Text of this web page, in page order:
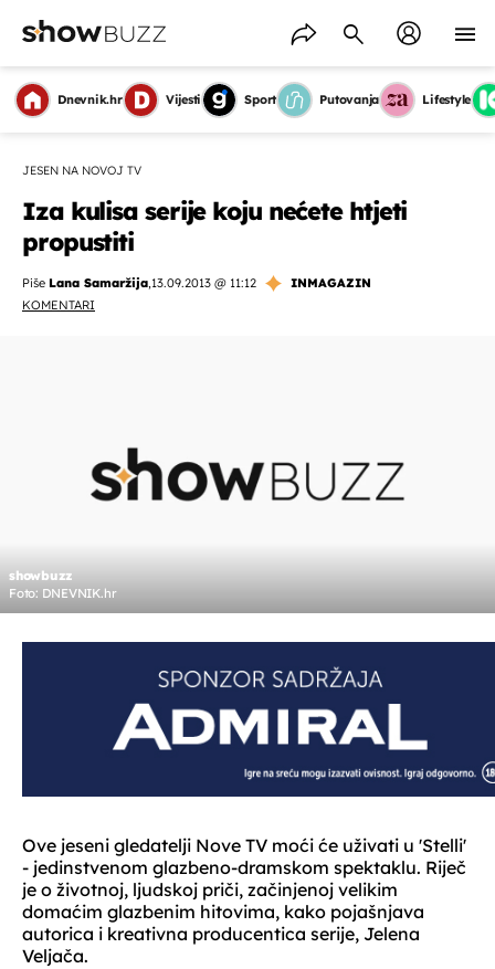
Dnevnik.hr Vijesti Sport Putovanja Lifestyle
JESEN NA NOVOJ TV
Iza kulisa serije koju nećete htjeti
propustiti
Piše Lana Samaržija,13.09.2013 @ 11:12
INMAGAZIN
KOMENTARI
showbuzz
Foto: DNEVNIK.hr
Ove jeseni gledatelji Nove TV moći će uživati u 'Stelli'
- jedinstvenom glazbeno-dramskom spektaklu. Riječ
je o životnoj, ljudskoj priči, začinjenoj velikim
domaćim glazbenim hitovima, kako pojašnjava
autorica i kreativna producentica serije, Jelena
Veljača.